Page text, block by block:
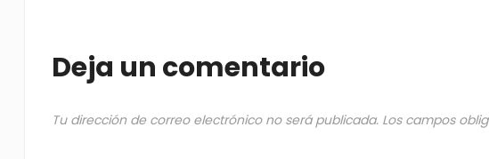
Deja un comentario
Tu dirección de correo electrónico no será publicada. Los campos